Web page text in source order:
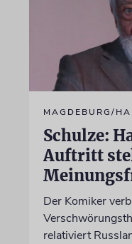
MAGDEBURG/
Schulze:
Auftritt
Der Komiker
relativiert